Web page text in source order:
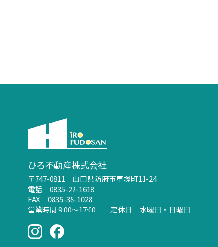
ひろ不動産株式会社
〒747-0811 山口県防府市車塚町11-24
電話 0835-22-1618
FAX 0835-38-1028
営業時間 9:00～17:00 定休日 水曜日・日曜日